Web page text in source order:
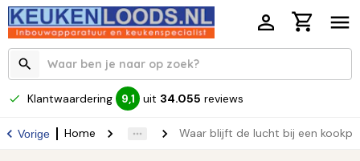
Klantwaardering 9,1 uit 34.055 reviews
Vorige Home Waar blijft de lucht bij een